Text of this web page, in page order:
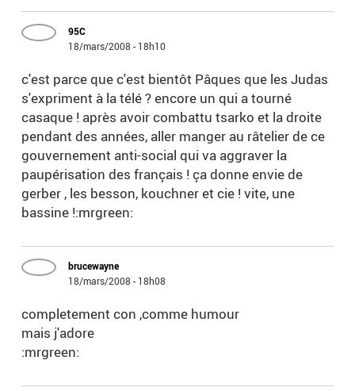
95C
18/mars/2008 - 18h10
c'est parce que c'est bientôt Pâques que les Judas
s'expriment à la télé ? encore un qui a tourné
casaque ! après avoir combattu tsarko et la droite
pendant des années, aller manger au râtelier de ce
gouvernement anti-social qui va aggraver la
paupérisation des français ! ça donne envie de
gerber , les besson, kouchner et cie ! vite, une
bassine !:mrgreen:
brucewayne
18/mars/2008 - 18h08
completement con ,comme humour
mais j'adore
:mrgreen: